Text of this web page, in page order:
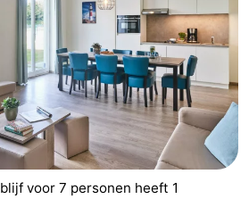
voor 7 personen heeft 1